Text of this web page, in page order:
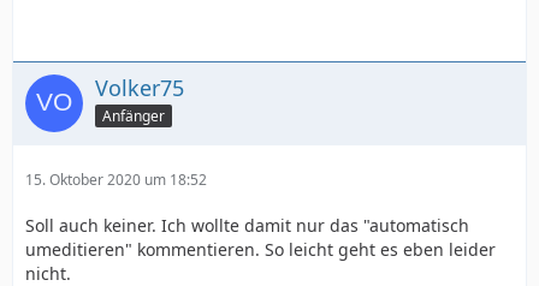
Volker75
Anfänger
15. Oktober 2020 um 18:52
Soll auch keiner. Ich wollte damit nur das "automatisch
umeditieren" kommentieren. So leicht geht es eben leider
nicht.